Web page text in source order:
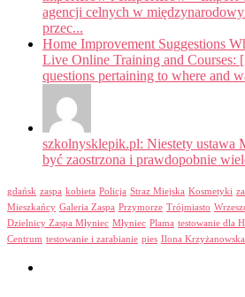
agencji celnych w
przec...
Home Improvement Suggestions
Live Online Training and
questions pertaining to where and
szkolnysklepik.pl: Niestety ustawa
być zaostrzona i prawdopobnie
gdańsk zaspa kobieta Policja Straz Miejska Kosmetyki
Mieszkańcy Galeria Zaspa Przymorze Trójmiasto
Dzielnicy Zaspa Młyniec Młyniec Plama testowanie dla
Centrum testowanie i zarabianie pies Ilona Krzyżanowska